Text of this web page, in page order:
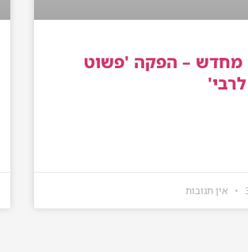
מחדש – הפקה 'פשוט
אין תגובות